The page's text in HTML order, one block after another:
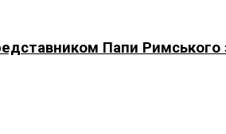
Папи Римського